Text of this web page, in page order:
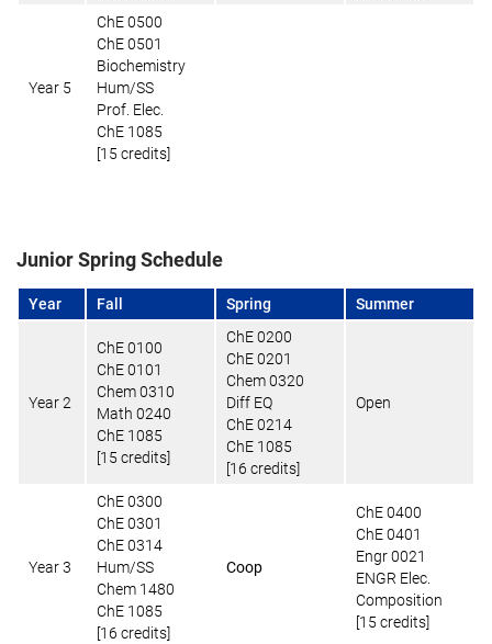
Year 5
ChE 0500
ChE 0501
Biochemistry
Hum/SS
Prof. Elec.
ChE 1085
[15 credits]
Junior Spring Schedule
Year Fall Spring Summer
Year 2
ChE 0100
ChE 0101
Chem 0310
Math 0240
ChE 1085
[15 credits]
ChE 0200
ChE 0201
Chem 0320
Diff EQ
ChE 0214
ChE 1085
[16 credits]
Open
Year 3
ChE 0300
ChE 0301
ChE 0314
Hum/SS
Chem 1480
ChE 1085
[16 credits]
Coop
ChE 0400
ChE 0401
Engr 0021
ENGR Elec.
Composition
[15 credits]